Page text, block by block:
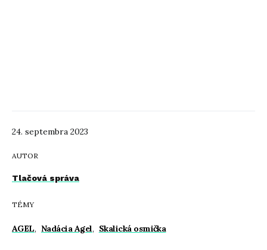
24. septembra 2023
AUTOR
Tlačová správa
TÉMY
AGEL, Nadácia Agel, Skalická osmička